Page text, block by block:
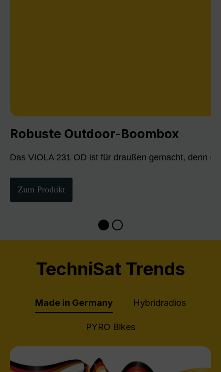
Robuste Outdoor-Boombox
Das VIOLA 231 OD ist für draußen gemacht, denn
Zum Produkt
TechniSat Trends
Made in Germany Hybridradios
PYRO Bikes